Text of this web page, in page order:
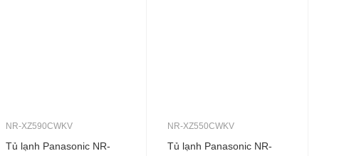
NR-XZ590CWKV
Tủ lạnh Panasonic NR-
NR-XZ550CWKV
Tủ lạnh Panasonic NR-